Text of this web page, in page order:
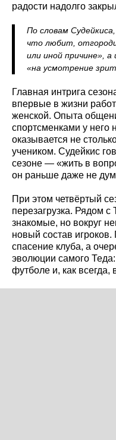
радости надолго
По словам
что любит,
или иной причине»,
«на усмотрение
Главная интрига
впервые в жизни
женской. Опыта
спортсменками у него
оказывается не
учеником. Судейкис
сезоне — «жить в
он раньше даже не
При этом четвёртый
перезагрузка. Рядом
знакомые, но вокруг
новый состав
спасение клуба, а
эволюции самого
футболе и, как всегда,